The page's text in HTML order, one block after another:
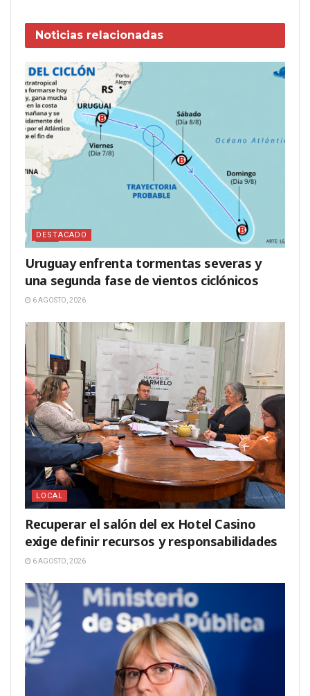
Noticias relacionadas
DESTACADO
Uruguay enfrenta tormentas severas y
una segunda fase de vientos ciclónicos
6 AGOSTO, 2026
LOCAL
Recuperar el salón del ex Hotel Casino
exige definir recursos y responsabilidades
6 AGOSTO, 2026